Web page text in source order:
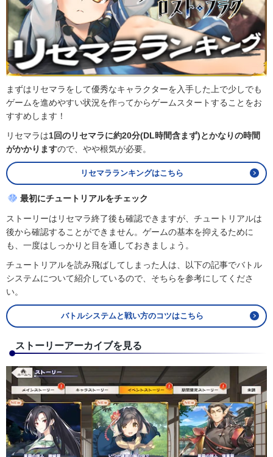
まずはリセマラをして優秀なキャラクターを入手した上で少しでも
ゲームを進めやすい状況を作ってからゲームスタートすることをお
すすめします！
リセマラは1回のリセマラに約20分(DL時間含まず)とかなりの時間
がかかりますので、やや根気が必要。
リセマラランキングはこちら
最初にチュートリアルをチェック
ストーリーはリセマラ終了後も確認できますが、チュートリアルは
後から確認することができません。ゲームの基本を抑えるために
も、一度はしっかりと目を通しておきましょう。
チュートリアルを読み飛ばしてしまった人は、以下の記事でバトル
システムについて紹介しているので、そちらを参考にしてくださ
い。
バトルシステムと戦い方のコツはこちら
ストーリーアーカイブを見る